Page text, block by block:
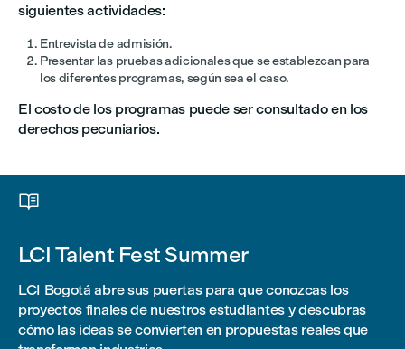
siguientes actividades:
Entrevista de admisión.
Presentar las pruebas adicionales que se establezcan para
los diferentes programas, según sea el caso.
El costo de los programas puede ser consultado en los
derechos pecuniarios.

LCI Talent Fest Summer
LCI Bogotá abre sus puertas para que conozcas los
proyectos finales de nuestros estudiantes y descubras
cómo las ideas se convierten en propuestas reales que